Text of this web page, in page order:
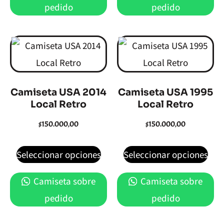
pedido
pedido
Camiseta USA 2014
Local Retro
$150.000,00
Seleccionar opciones
Camiseta sobre
pedido
Camiseta USA 1995
Local Retro
$150.000,00
Seleccionar opciones
Camiseta sobre
pedido